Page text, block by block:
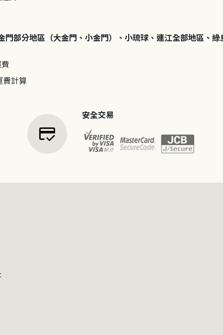
門部分地區（大金門、小金門）、小琉球、連江全部地區、綠
費計算
credit_score
安全交易